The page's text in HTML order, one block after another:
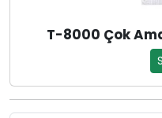
T-8000 Çok